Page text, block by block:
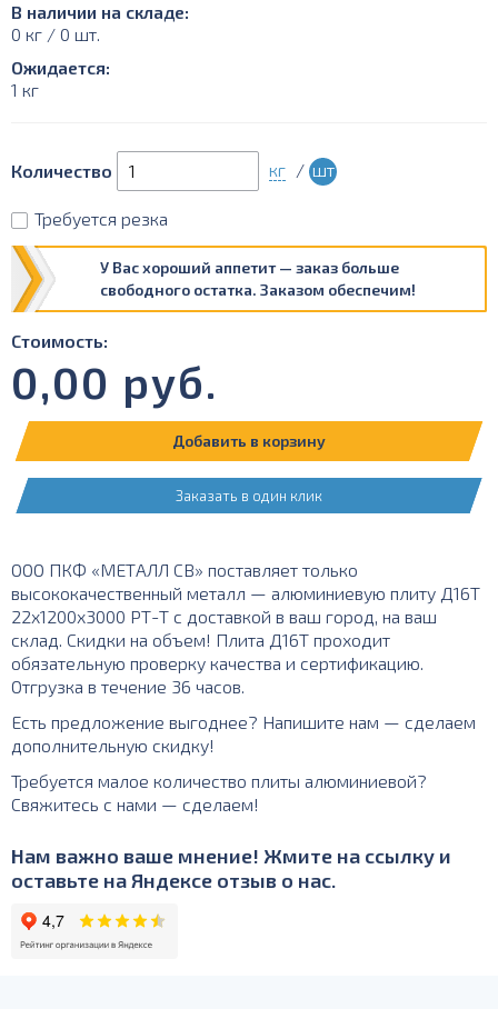
В наличии на складе:
0 кг / 0 шт.
Ожидается:
1 кг
Количество кг / шт
Требуется резка
У Вас хороший аппетит — заказ больше
свободного остатка. Заказом обеспечим!
Стоимость:
0,00 руб.
Добавить в корзину
Заказать в один клик
ООО ПКФ «МЕТАЛЛ СВ» поставляет только
высококачественный металл — алюминиевую плиту Д16Т
22х1200х3000 РТ-Т с доставкой в ваш город, на ваш
склад. Скидки на объем! Плита Д16Т проходит
обязательную проверку качества и сертификацию.
Отгрузка в течение 36 часов.
Есть предложение выгоднее? Напишите нам — сделаем
дополнительную скидку!
Требуется малое количество плиты алюминиевой?
Свяжитесь с нами — сделаем!
Нам важно ваше мнение! Жмите на ссылку и
оставьте на Яндексе отзыв о нас.